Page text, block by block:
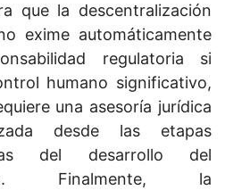
que la descentralización
exime automáticamente
regulatoria si
humano significativo,
una asesoría jurídica
desde las etapas
del desarrollo del
Finalmente, la